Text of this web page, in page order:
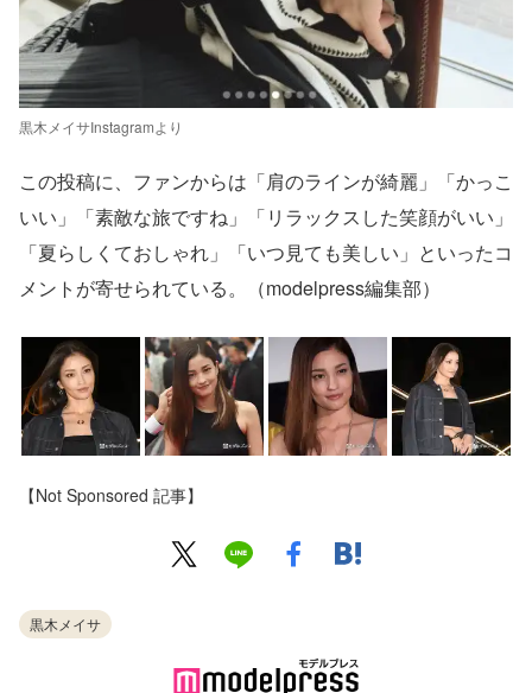
黒木メイサInstagramより
この投稿に、ファンからは「肩のラインが綺麗」「かっこ
いい」「素敵な旅ですね」「リラックスした笑顔がいい」
「夏らしくておしゃれ」「いつ見ても美しい」といったコ
メントが寄せられている。（modelpress編集部）
【Not Sponsored 記事】
黒木メイサ